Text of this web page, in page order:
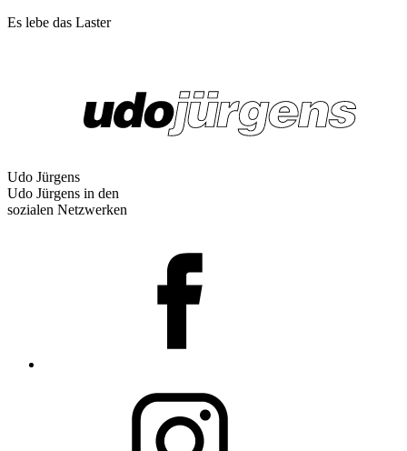
Es lebe das Laster
Udo Jürgens
Udo Jürgens in den
sozialen Netzwerken